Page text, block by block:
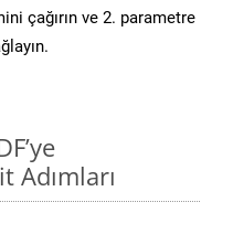
çağırın ve 2. parametre
Adımları